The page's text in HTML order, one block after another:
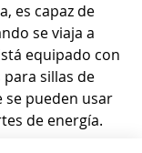
es capaz de
se viaja a
equipado con
para sillas de
se pueden usar
de energía.